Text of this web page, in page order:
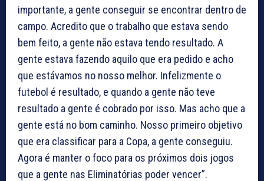
importante, a gente conseguir se encontrar dentro de
campo. Acredito que o trabalho que estava sendo
bem feito, a gente não estava tendo resultado. A
gente estava fazendo aquilo que era pedido e acho
que estávamos no nosso melhor. Infelizmente o
futebol é resultado, e quando a gente não teve
resultado a gente é cobrado por isso. Mas acho que a
gente está no bom caminho. Nosso primeiro objetivo
que era classificar para a Copa, a gente conseguiu.
Agora é manter o foco para os próximos dois jogos
que a gente nas Eliminatórias poder vencer”.